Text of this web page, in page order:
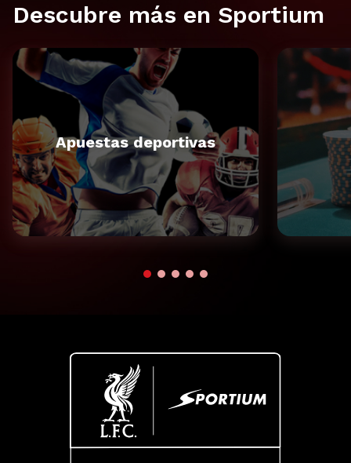
Descubre más en Sportium
Apuestas deportivas